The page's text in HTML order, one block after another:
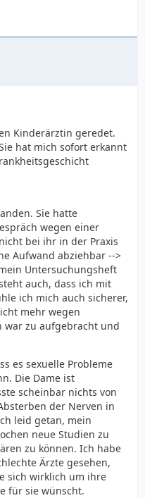
Kinderärztin geredet.
hat mich sofort erkannt
Sie hatte
wegen einer
bei ihr in der Praxis
Aufwand abziehbar -->
Untersuchungsheft
auch, dass ich mit
ich mich auch sicherer,
mehr wegen
war zu aufgebracht und
es sexuelle Probleme
Die Dame ist
scheinbar nichts von
der Nerven in
leid getan, mein
neue Studien zu
zu können. Ich habe
Ärzte gesehen,
sich wirklich um ihre
für sie wünscht.